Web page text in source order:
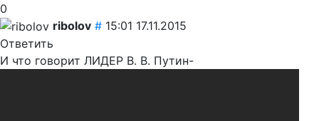
0
ribolov # 15:01 17.11.2015
Ответить
И что говорит ЛИДЕР В. В. Путин-